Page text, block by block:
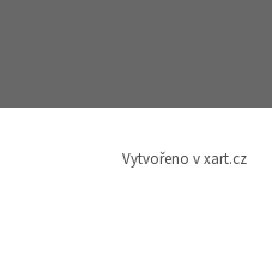
Vytvořeno v xart.cz